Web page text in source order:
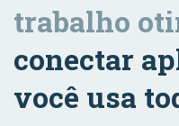
trabalho
conectar
você usa